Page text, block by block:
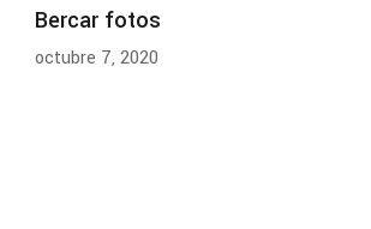
Bercar fotos
octubre 7, 2020